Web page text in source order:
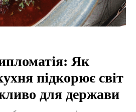
Як
підкорює світ
для держави